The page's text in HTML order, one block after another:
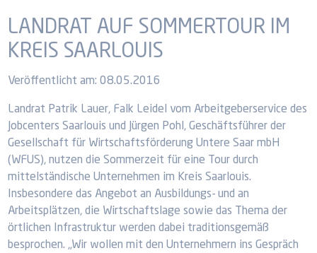
LANDRAT AUF SOMMERTOUR IM
KREIS SAARLOUIS
Veröffentlicht am: 08.05.2016
Landrat Patrik Lauer, Falk Leidel vom Arbeitgeberservice des
Jobcenters Saarlouis und Jürgen Pohl, Geschäftsführer der
Gesellschaft für Wirtschaftsförderung Untere Saar mbH
(WFUS), nutzen die Sommerzeit für eine Tour durch
mittelständische Unternehmen im Kreis Saarlouis.
Insbesondere das Angebot an Ausbildungs- und an
Arbeitsplätzen, die Wirtschaftslage sowie das Thema der
örtlichen Infrastruktur werden dabei traditionsgemäß
besprochen. „Wir wollen mit den Unternehmern ins Gespräch